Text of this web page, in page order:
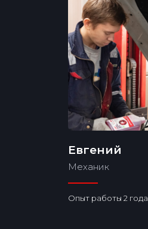
Евгений
Механик
Опыт работы 2 года